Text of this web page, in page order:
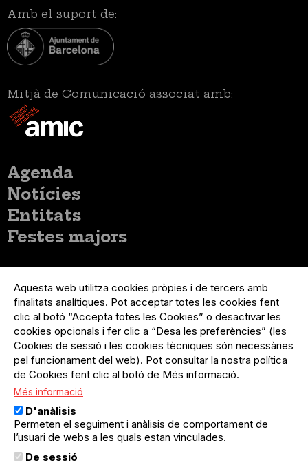
Amb el suport de:
Mitjà de Comunicació associat amb:
Menú
principal
Agenda
Notícies
Entitats
Festes majors
del
compte
d'usuari
Menú
usuari
no
loggat
Registre organització
Menú
Peu
Sobre el projecte
Preguntes freqüents
Contacte
Menú
Legal
Política de privacitat
Avís legal
Política de cookies
El Quèdequè no es fa responsable de les activitats
Aquesta web utilitza cookies pròpies i de tercers amb
finalitats analítiques. Pot acceptar totes les cookies fent
clic al botó “Accepta totes les Cookies” o desactivar les
cookies opcionals i fer clic a “Desa les preferències” (les
Cookies de sessió i les cookies tècniques són necessàries
pel funcionament del web). Pot consultar la nostra política
de Cookies fent clic al botó de Més informació.
Més informació
D'anàlisis
Permeten el seguiment i anàlisis de comportament de
l’usuari de webs a les quals estan vinculades.
De sessió